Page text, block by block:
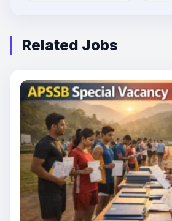
Related Jobs